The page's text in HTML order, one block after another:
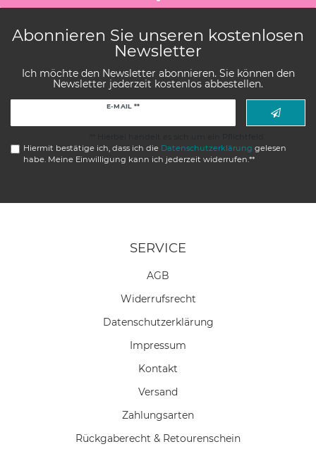
Abonnieren Sie unseren kostenlosen
Newsletter
Ich möchte den Newsletter abonnieren. Sie können den
Newsletter jederzeit kostenlos abbestellen.
E-MAIL **
Hiermit bestätige ich, dass ich die Daten­schutz­erklärung gelesen
habe. Meine Einwilligung kann ich jederzeit widerrufen.**
SERVICE
AGB
Widerrufs­recht
Daten­schutz­erklärung
Impressum
Kontakt
Versand
Zahlungsarten
Rückgaberecht & Retourenschein